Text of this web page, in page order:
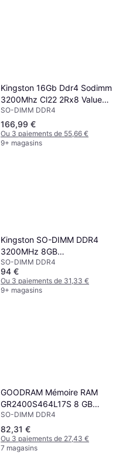
Kingston 16Gb Ddr4 Sodimm
3200Mhz Cl22 2Rx8 Value
Ram
SO-DIMM DDR4
166,99 €
Ou 3 paiements de 55,66 €
9+ magasins
Kingston SO-DIMM DDR4
3200MHz 8GB
(KCP432SS8/8)
SO-DIMM DDR4
94 €
Ou 3 paiements de 31,33 €
9+ magasins
GOODRAM Mémoire RAM
GR2400S464L17S 8 GB
DDR4 PC4-19200
SO-DIMM DDR4
82,31 €
Ou 3 paiements de 27,43 €
7 magasins